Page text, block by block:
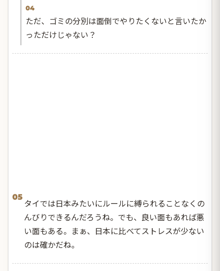
04
ただ、ゴミの分別は面倒でやりたくないと言いたか
っただけじゃない？
05
タイでは日本みたいにルールに縛られることなくの
んびりできるんだろうね。でも、良い面もあれば悪
い面もある。まぁ、日本に比べてストレスが少ない
のは確かだね。